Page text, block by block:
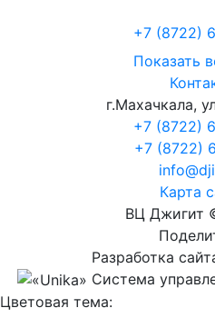
+7 (8722)
Показать
г.Махачкала,
+7 (8722)
+7 (8722)
Карта
ВЦ Джигит
Разработка
Система
Цветовая тема: